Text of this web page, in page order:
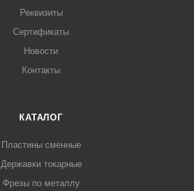
Реквизиты
Сертификаты
Новости
Контакты
КАТАЛОГ
Пластины сменные
Державки токарные
Фрезы по металлу